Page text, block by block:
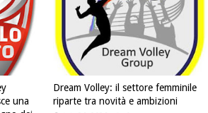
una
Dream Volley: il settore femminile
riparte tra novità e ambizioni